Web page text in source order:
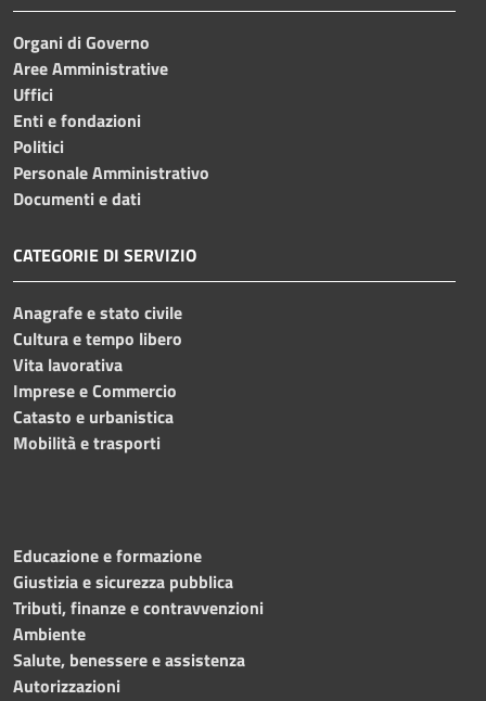
Organi di Governo
Aree Amministrative
Uffici
Enti e fondazioni
Politici
Personale Amministrativo
Documenti e dati
CATEGORIE DI SERVIZIO
Anagrafe e stato civile
Cultura e tempo libero
Vita lavorativa
Imprese e Commercio
Catasto e urbanistica
Mobilità e trasporti
Educazione e formazione
Giustizia e sicurezza pubblica
Tributi, finanze e contravvenzioni
Ambiente
Salute, benessere e assistenza
Autorizzazioni